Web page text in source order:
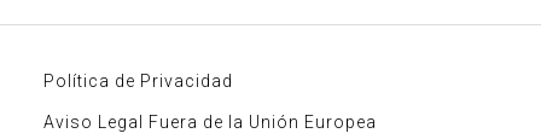
Política de Privacidad
Aviso Legal Fuera de la Unión Europea